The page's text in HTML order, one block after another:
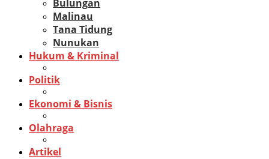
Bulungan
Malinau
Tana Tidung
Nunukan
Hukum & Kriminal
Politik
Ekonomi & Bisnis
Olahraga
Artikel